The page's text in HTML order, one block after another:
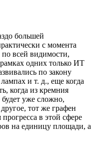
большей
с момента
всей видимости,
одних только ИТ
по закону
и т. д., еще когда
когда из кремния
уже сложно,
тот же графен
в этой сфере
на единицу площади, а